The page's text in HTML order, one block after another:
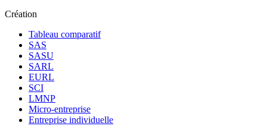
Création
Tableau comparatif
SAS
SASU
SARL
EURL
SCI
LMNP
Micro-entreprise
Entreprise individuelle